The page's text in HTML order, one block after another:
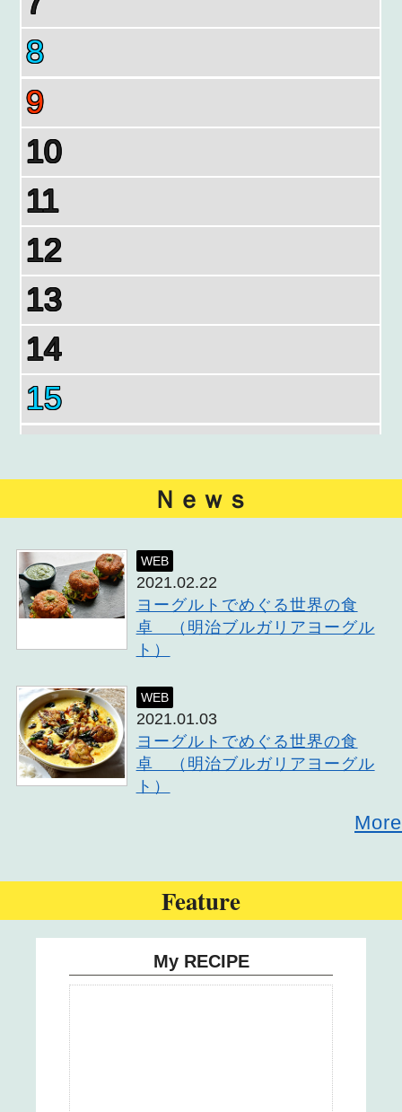
8
9
10
11
12
13
14
15
18
19
20
21
22
23
26
Ｎｅｗｓ
WEB
2021.02.22
ヨーグルトでめぐる世界の食
卓 （明治ブルガリアヨーグル
ト）
WEB
2021.01.03
ヨーグルトでめぐる世界の食
卓 （明治ブルガリアヨーグル
ト）
More
Feature
My RECIPE